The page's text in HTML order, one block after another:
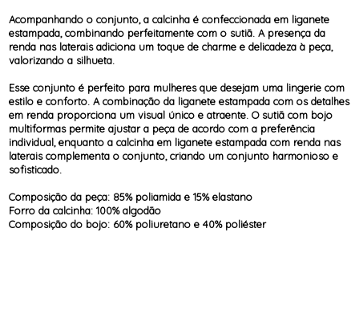
Acompanhando o conjunto, a calcinha é confeccionada em liganete
estampada, combinando perfeitamente com o sutiã. A presença da
renda nas laterais adiciona um toque de charme e delicadeza à peça,
valorizando a silhueta.
Esse conjunto é perfeito para mulheres que desejam uma lingerie com
estilo e conforto. A combinação da liganete estampada com os detalhes
em renda proporciona um visual único e atraente. O sutiã com bojo
multiformas permite ajustar a peça de acordo com a preferência
individual, enquanto a calcinha em liganete estampada com renda nas
laterais complementa o conjunto, criando um conjunto harmonioso e
sofisticado.
Composição da peça: 85% poliamida e 15% elastano
Forro da calcinha: 100% algodão
Composição do bojo: 60% poliuretano e 40% poliéster